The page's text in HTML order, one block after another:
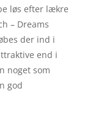
løs efter lækre
– Dreams
der ind i
end i
noget som
god